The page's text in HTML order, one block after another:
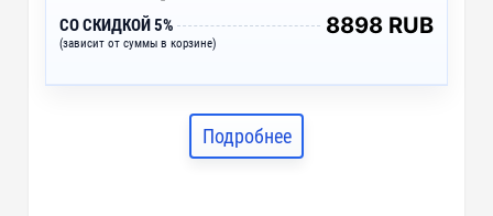
СО СКИДКОЙ 5%
(зависит от суммы в корзине)
8898 RUB
Подробнее